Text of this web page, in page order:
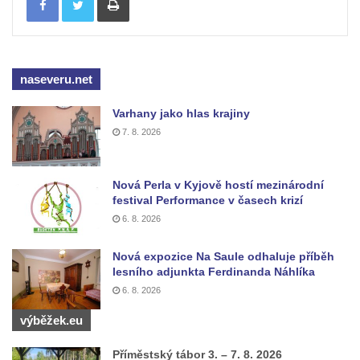
Kenotaf Václava Floriána na hřbitově v
Lužci nad Vltavou
Kenotaf Miloslava Švice na hřbitově v Lužci
nad Vltavou
Hrob Václava Kufnera na hřbitově v Lužci
nad Vltavou
Pomník vojákům Rudé armády na hřbitově
Pomník Ladislava Sedláčka a Karla Pelce u
silnice severně od Lužce nad Vltavou
Kenotaf Alfeda Harnische na hřbitově v
naseveru.net
Varhany jako hlas krajiny
7. 8. 2026
Nová Perla v Kyjově hostí mezinárodní
festival Performance v časech krizí
6. 8. 2026
Nová expozice Na Saule odhaluje příběh
lesního adjunkta Ferdinanda Náhlíka
6. 8. 2026
výběžek.eu
Příměstský tábor 3. – 7. 8. 2026